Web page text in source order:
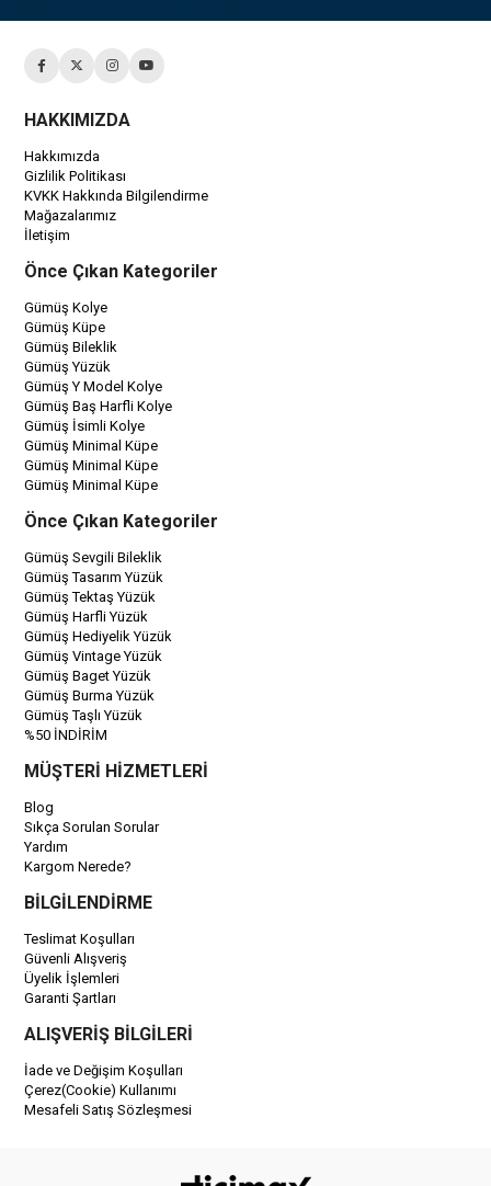
HAKKIMIZDA
Hakkımızda
Gizlilik Politikası
KVKK Hakkında Bilgilendirme
Mağazalarımız
İletişim
Önce Çıkan Kategoriler
Gümüş Kolye
Gümüş Küpe
Gümüş Bileklik
Gümüş Yüzük
Gümüş Y Model Kolye
Gümüş Baş Harfli Kolye
Gümüş İsimli Kolye
Gümüş Minimal Küpe
Gümüş Minimal Küpe
Gümüş Minimal Küpe
Önce Çıkan Kategoriler
Gümüş Sevgili Bileklik
Gümüş Tasarım Yüzük
Gümüş Tektaş Yüzük
Gümüş Harfli Yüzük
Gümüş Hediyelik Yüzük
Gümüş Vintage Yüzük
Gümüş Baget Yüzük
Gümüş Burma Yüzük
Gümüş Taşlı Yüzük
%50 İNDİRİM
MÜŞTERİ HİZMETLERİ
Blog
Sıkça Sorulan Sorular
Yardım
Kargom Nerede?
BİLGİLENDİRME
Teslimat Koşulları
Güvenli Alışveriş
Üyelik İşlemleri
Garanti Şartları
ALIŞVERİŞ BİLGİLERİ
İade ve Değişim Koşulları
Çerez(Cookie) Kullanımı
Mesafeli Satış Sözleşmesi